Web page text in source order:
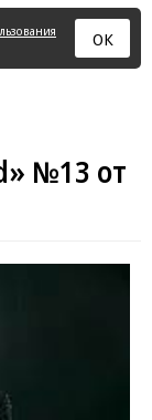
ОК
№13 от